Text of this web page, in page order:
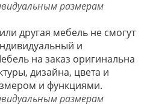
другая мебель не смогут
и
на заказ оригинальна
дизайна, цвета и
и функциями.